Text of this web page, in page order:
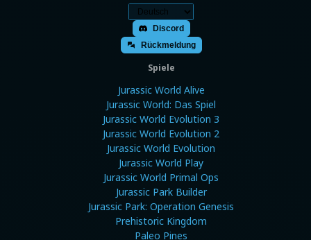
Discord
Rückmeldung
Spiele
Jurassic World Alive
Jurassic World: Das Spiel
Jurassic World Evolution 3
Jurassic World Evolution 2
Jurassic World Evolution
Jurassic World Play
Jurassic World Primal Ops
Jurassic Park Builder
Jurassic Park: Operation Genesis
Prehistoric Kingdom
Paleo Pines